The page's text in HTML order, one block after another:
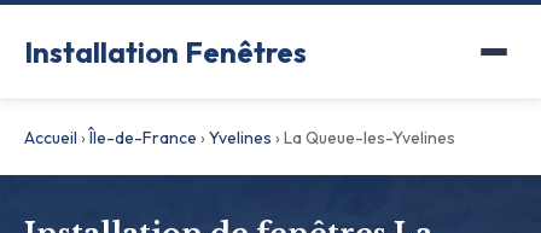
Installation Fenêtres
Accueil ›Île-de-France ›Yvelines ›La Queue-les-Yvelines